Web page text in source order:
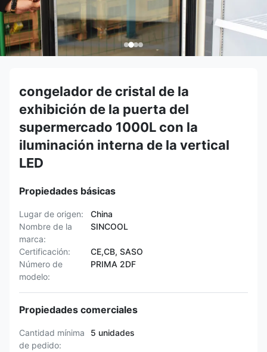
congelador de cristal de la
exhibición de la puerta del
supermercado 1000L con la
iluminación interna de la vertical
LED
Propiedades básicas
Lugar de origen:
China
Nombre de la
marca:
SINCOOL
Certificación:
CE,CB, SASO
Número de
modelo:
PRIMA 2DF
Propiedades comerciales
Cantidad mínima
de pedido:
5 unidades